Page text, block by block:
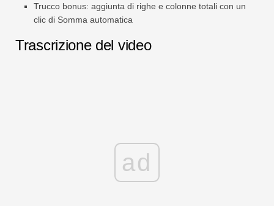
Trucco bonus: aggiunta di righe e colonne totali con un
clic di Somma automatica
Trascrizione del video
ad